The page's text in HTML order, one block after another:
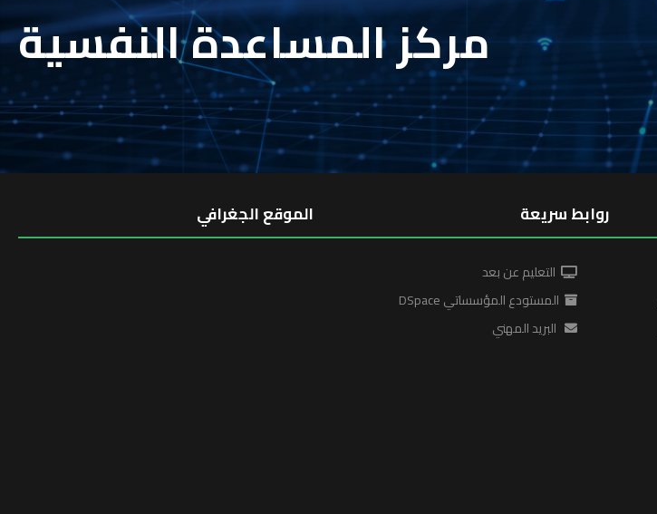
مركز المساعدة النفسية
روابط سريعة
التعليم عن بعد
المستودع المؤسساتي DSpace
البريد المهني
الموقع الجغرافي